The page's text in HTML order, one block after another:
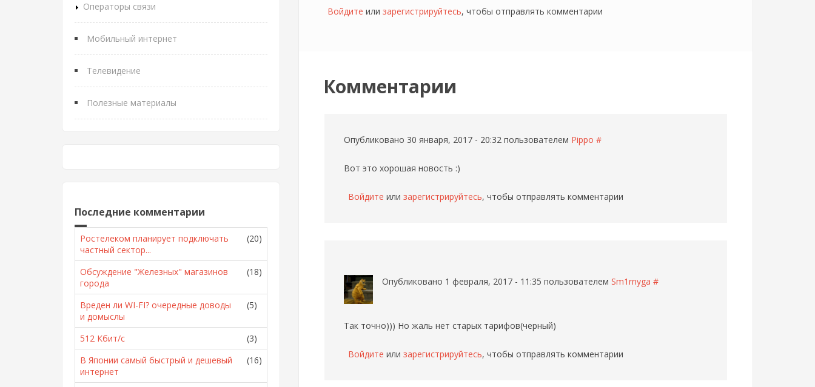
Операторы связи
Мобильный интернет
Телевидение
Полезные материалы
Последние комментарии
Ростелеком планирует подключать
частный сектор...
(20)
Обсуждение "Железных" магазинов
города
(18)
Вреден ли WI-FI? очередные доводы
и домыслы
(5)
512 Кбит/с
(3)
В Японии самый быстрый и дешевый
интернет
(16)
Войдите или зарегистрируйтесь, чтобы отправлять комментарии
Комментарии
Опубликовано 30 января, 2017 - 20:32 пользователем Pippo #
Вот это хорошая новость :)
Войдите или зарегистрируйтесь, чтобы отправлять комментарии
Опубликовано 1 февраля, 2017 - 11:35 пользователем Sm1rnyga #
Так точно))) Но жаль нет старых тарифов(черный)
Войдите или зарегистрируйтесь, чтобы отправлять комментарии